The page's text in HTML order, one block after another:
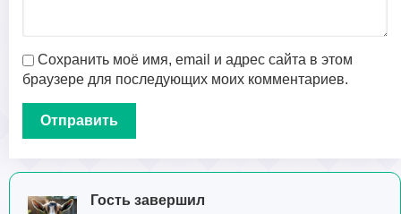
Сохранить моё имя, email и адрес сайта в этом
браузере для последующих моих комментариев.
Гость завершил